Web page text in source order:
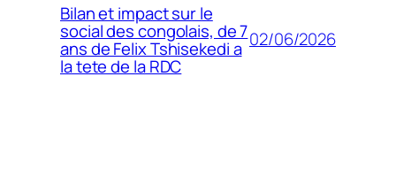
Bilan et impact sur le
social des congolais, de 7
ans de Felix Tshisekedi a
la tete de la RDC
02/06/2026